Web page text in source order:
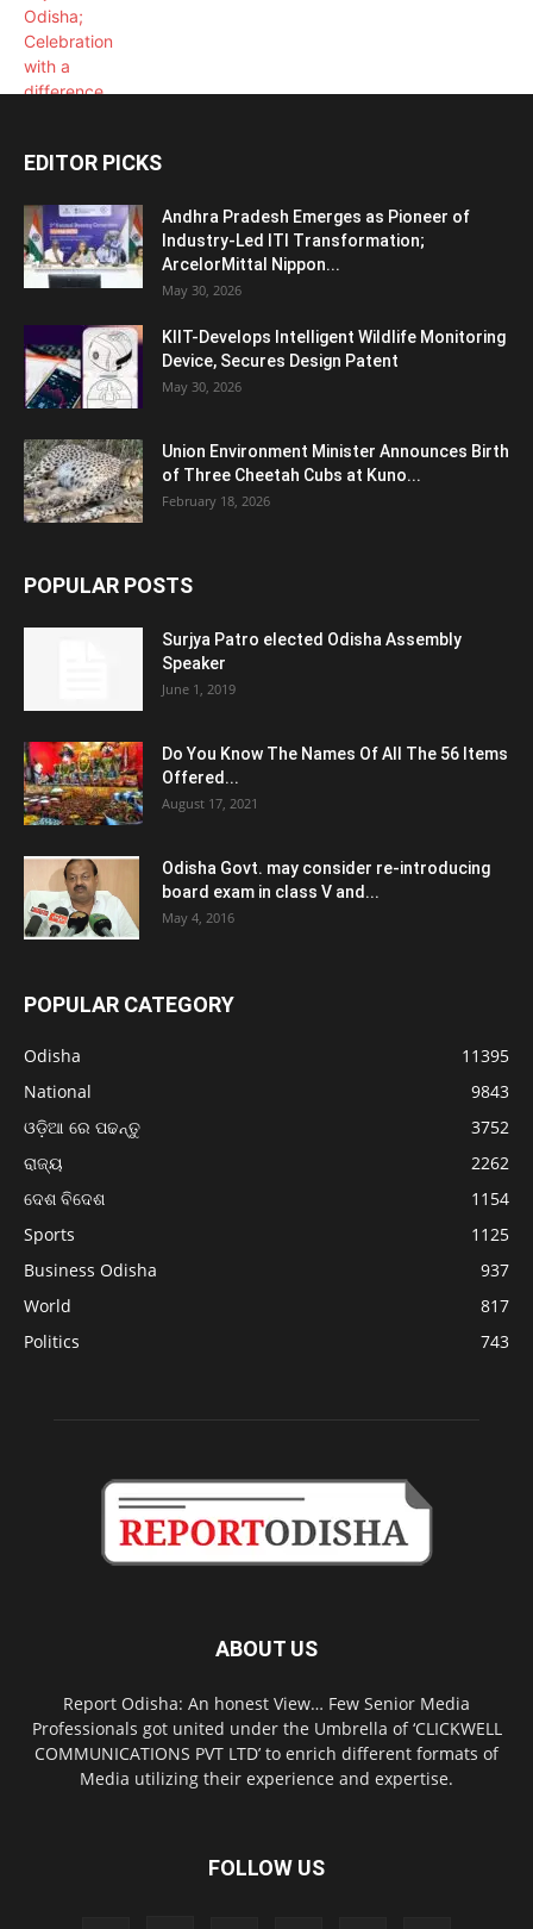
EDITOR PICKS
Andhra Pradesh Emerges as Pioneer of
Industry-Led ITI Transformation;
ArcelorMittal Nippon...
May 30, 2026
KIIT-Develops Intelligent Wildlife Monitoring
Device, Secures Design Patent
May 30, 2026
Union Environment Minister Announces Birth
of Three Cheetah Cubs at Kuno...
February 18, 2026
POPULAR POSTS
Surjya Patro elected Odisha Assembly
Speaker
June 1, 2019
Do You Know The Names Of All The 56 Items
Offered...
August 17, 2021
Odisha Govt. may consider re-introducing
board exam in class V and...
May 4, 2016
POPULAR CATEGORY
Odisha
11395
National
9843
ଓଡ଼ିଆ ରେ ପଢନ୍ତୁ
3752
ରାଜ୍ୟ
2262
ଦେଶ ବିଦେଶ
1154
Sports
1125
Business Odisha
937
World
817
Politics
743
ABOUT US
Report Odisha: An honest View… Few Senior Media
Professionals got united under the Umbrella of ‘CLICKWELL
COMMUNICATIONS PVT LTD’ to enrich different formats of
Media utilizing their experience and expertise.
FOLLOW US